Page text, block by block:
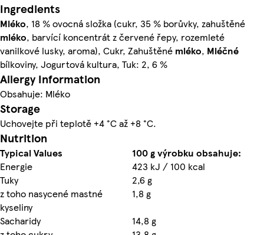
Ingredients
Mléko, 18 % ovocná složka (cukr, 35 % borůvky, zahuštěné
mléko, barvící koncentrát z červené řepy, rozemleté
vanilkové lusky, aroma), Cukr, Zahuštěné mléko, Mléčné
bílkoviny, Jogurtová kultura, Tuk: 2, 6 %
Allergy Information
Obsahuje: Mléko
Storage
Uchovejte při teplotě +4 °C až +8 °C.
Nutrition
Typical Values
100 g výrobku obsahuje:
Energie
423 kJ / 100 kcal
Tuky
2,6 g
z toho nasycené mastné
kyseliny
1,8 g
Sacharidy
14,8 g